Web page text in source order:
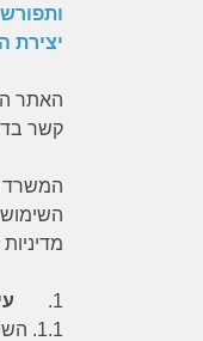
יצירת
קשר
המשרד
השימוש
1.
1.1.